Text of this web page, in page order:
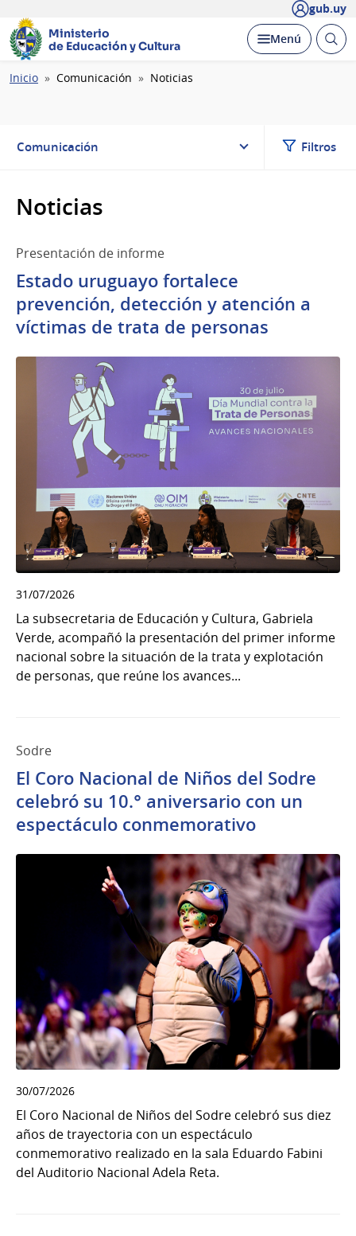
gub.uy
Ministerio
de Educación y Cultura
Desplegar
Menú Abrir
Ruta
Inicio Comunicación Noticias
Comunicación Filtros
Noticias
Presentación de informe
Estado uruguayo fortalece
prevención, detección y atención a
víctimas de trata de personas
31/07/2026
La subsecretaria de Educación y Cultura, Gabriela
Verde, acompañó la presentación del primer informe
nacional sobre la situación de la trata y explotación
de personas, que reúne los avances...
Sodre
El Coro Nacional de Niños del Sodre
celebró su 10.° aniversario con un
espectáculo conmemorativo
30/07/2026
El Coro Nacional de Niños del Sodre celebró sus diez
años de trayectoria con un espectáculo
conmemorativo realizado en la sala Eduardo Fabini
del Auditorio Nacional Adela Reta.